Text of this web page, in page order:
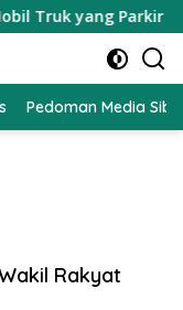
yang Parkir
Pedoman Media
Rakyat